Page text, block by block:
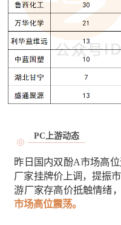
PC上游动态
昨日国内双酚A市场高
厂家挂牌价上调，提振
游厂家存高价抵触情绪
市场高位震荡。